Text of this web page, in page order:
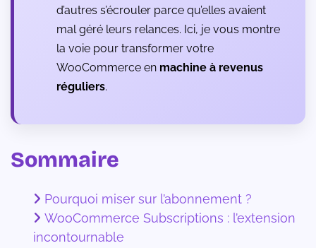
d’autres s’écrouler parce qu’elles avaient
mal géré leurs relances. Ici, je vous montre
la voie pour transformer votre
WooCommerce en machine à revenus
réguliers.
Sommaire
Pourquoi miser sur l’abonnement ?
WooCommerce Subscriptions : l’extension
incontournable